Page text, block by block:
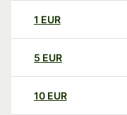
1 EUR
5 EUR
10 EUR